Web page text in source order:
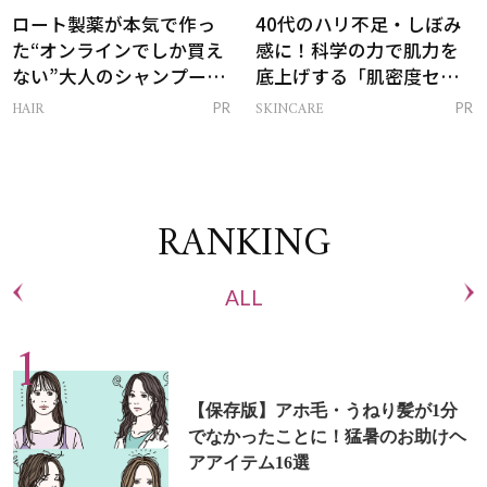
ロート製薬が本気で作っ
た“オンラインでしか買え
ない”大人のシャンプー＆
トリートメントって？
HAIR PR
40代のハリ不足・しぼみ
感に！科学の力で肌力を
底上げする「肌密度セラ
ム」
SKINCARE PR
RANKING
ALL
【保存版】アホ毛・うねり髪が1分
でなかったことに！猛暑のお助けヘ
アアイテム16選